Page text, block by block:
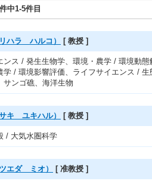
中1-5件目
ハラ ハルコ） [ 教授 ]
ンス / 発生生物学、環境・農学 / 環境動態
学 / 環境影響評価、ライフサイエンス / 生
サンゴ礁、海洋生物
キ ユキハル） [ 教授 ]
/ 大気水圏科学
エダ ミオ） [ 准教授 ]